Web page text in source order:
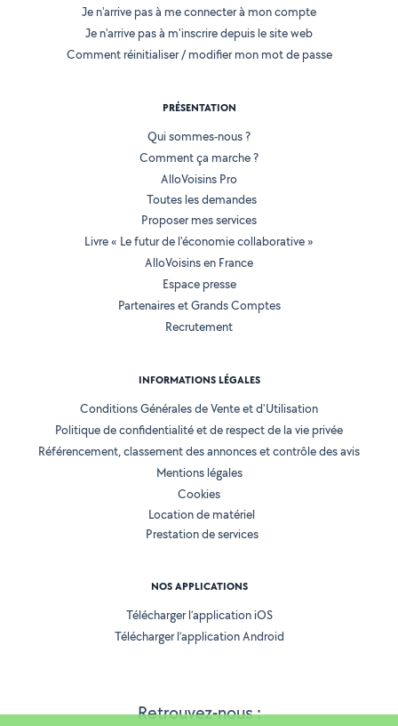
Retrouvez-nous :
Je n'arrive pas à me connecter à mon compte
Je n'arrive pas à m'inscrire depuis le site web
Comment réinitialiser / modifier mon mot de passe
PRÉSENTATION
Qui sommes-nous ?
Comment ça marche ?
AlloVoisins Pro
Toutes les demandes
Proposer mes services
Livre « Le futur de l'économie collaborative »
AlloVoisins en France
Espace presse
Partenaires et Grands Comptes
Recrutement
INFORMATIONS LÉGALES
Conditions Générales de Vente et d'Utilisation
Politique de confidentialité et de respect de la vie privée
Référencement, classement des annonces et contrôle des avis
Mentions légales
Cookies
Location de matériel
Prestation de services
NOS APPLICATIONS
Télécharger l’application iOS
Télécharger l’application Android